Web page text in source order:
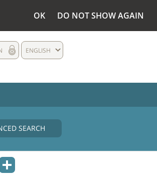
OK DO NOT SHOW AGAIN
ENGLISH
SEARCH